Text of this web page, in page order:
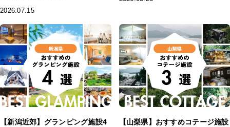
2026.07.15
【新潟近郊】グランピング施設4
【山梨県】おすすめコテージ施設